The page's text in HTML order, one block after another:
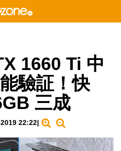
1660 Ti 中
驗証！快
三成
22:22|